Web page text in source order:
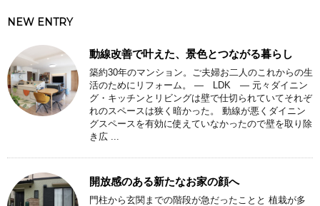
NEW ENTRY
動線改善で叶えた、景色とつながる暮らし
築約30年のマンション。ご夫婦お二人のこれからの生
活のためにリフォーム。 ― LDK ― 元々ダイニン
グ・キッチンとリビングは壁で仕切られていてそれぞ
れのスペースは狭く暗かった。 動線が悪くダイニン
グスペースを有効に使えていなかったので壁を取り除
き広 ...
開放感のある新たなお家の顔へ
門柱から玄関までの階段が急だったことと 植栽が多